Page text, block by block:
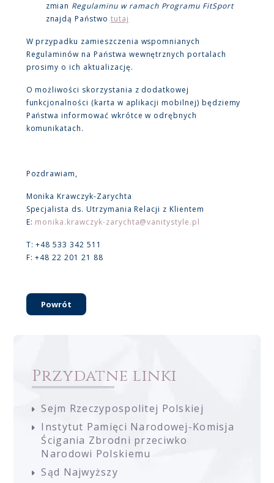
zmian Regulaminu w ramach Programu FitSport
znajdą Państwo tutaj
W przypadku zamieszczenia wspomnianych
Regulaminów na Państwa wewnętrznych portalach
prosimy o ich aktualizację.
O możliwości skorzystania z dodatkowej
funkcjonalności (karta w aplikacji mobilnej) będziemy
Państwa informować wkrótce w odrębnych
komunikatach.
Pozdrawiam,
Monika Krawczyk-Zarychta
Specjalista ds. Utrzymania Relacji z Klientem
E: monika.krawczyk-zarychta@vanitystyle.pl
T: +48 533 342 511
F: +48 22 201 21 88
Powrót
Przydatne linki
Sejm Rzeczypospolitej Polskiej
Instytut Pamięci Narodowej-Komisja
Ścigania Zbrodni przeciwko
Narodowi Polskiemu
Sąd Najwyższy